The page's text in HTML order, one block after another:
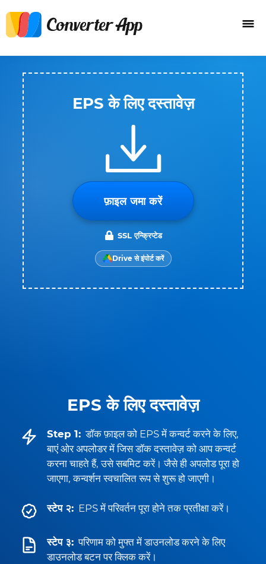
EPS के लिए दस्तावेज़
Step 1: डॉक फ़ाइल को EPS में कन्वर्ट करने के लिए,
बाएं ओर अपलोडर में जिस डॉक दस्तावेज़ को आप कन्वर्ट
करना चाहते हैं, उसे सबमिट करें। जैसे ही अपलोड पूरा हो
जाएगा, कन्वर्शन स्वचालित रूप से शुरू हो जाएगी।
स्टेप २: EPS में परिवर्तन पूरा होने तक प्रतीक्षा करें।
स्टेप ३: परिणाम को मुफ्त में डाउनलोड करने के लिए
डाउनलोड बटन पर क्लिक करें।
EPS के लिए दस्तावेज़
फ़ाइल जमा करें
SSL एन्क्रिप्टेड
Drive से इंपोर्ट करें